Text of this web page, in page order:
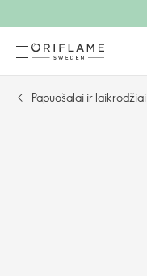
Papuošalai ir laikrodžiai